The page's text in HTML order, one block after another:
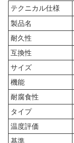
テクニカル仕様
製品名
耐久性
互換性
サイズ
機能
耐腐食性
タイプ
温度評価
基準